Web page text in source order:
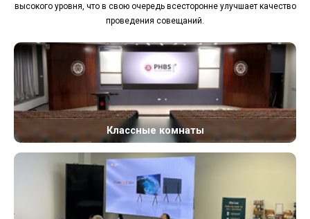
высокого уровня, что в свою очередь всесторонне улучшает качество
проведения совещаний.
Классные комнаты